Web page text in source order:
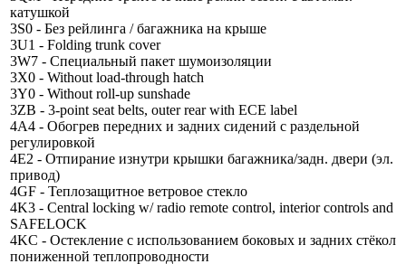
катушкой
3S0 - Без рейлинга / багажника на крыше
3U1 - Folding trunk cover
3W7 - Специальный пакет шумоизоляции
3X0 - Without load-through hatch
3Y0 - Without roll-up sunshade
3ZB - 3-point seat belts, outer rear with ECE label
4A4 - Обогрев передних и задних сидений с раздельной
регулировкой
4E2 - Отпирание изнутри крышки багажника/задн. двери (эл.
привод)
4GF - Теплозащитное ветровое стекло
4K3 - Central locking w/ radio remote control, interior controls and
SAFELOCK
4KC - Остекление с использованием боковых и задних стёкол
пониженной теплопроводности